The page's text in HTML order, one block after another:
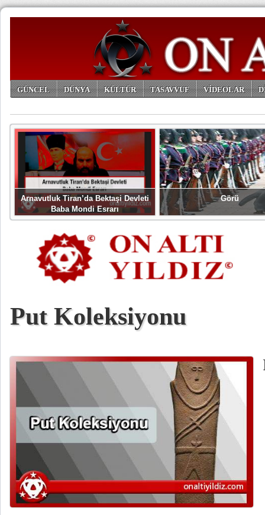
GÜNCEL DÜNYA KÜLTÜR TASAVVUF VİDEOLAR
Arnavutluk Tiran’da Bektaşi Devleti
Baba Mondi Esrarı
Görü
Put Koleksiyonu